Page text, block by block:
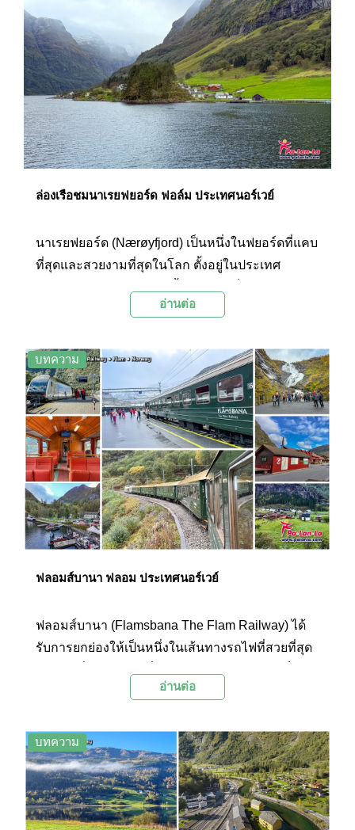
ล่องเรือชมนาเรยฟยอร์ด ฟอล์ม ประเทศนอร์เวย์
นาเรยฟยอร์ด (Nærøyfjord) เป็นหนึ่งในฟยอร์ดที่แคบ
ที่สุดและสวยงามที่สุดในโลก ตั้งอยู่ในประเทศ
โดยองค์การยูเนสโก (UNESCO) อีกด้วย การล่อง
โลกแห่งความมหัศจรรย์ของธรรมชาติที่โอบล้อม
ด้วยขุนเขาสูงชัน น้ำทะเลสีคราม และหมู่บ้านเล็กๆ ที่
ซ่อนตัวอยู่ตามไหล่เขา
อ่านต่อ
บทความ
ฟลอมส์บานา ฟลอม ประเทศนอร์เวย์
ฟลอมส์บานา (Flamsbana The Flam Railway) ได้
รับการยกย่องให้เป็นหนึ่งในเส้นทางรถไฟที่สวยที่สุด
ซ่อนตัวอยู่ท่ามกลางหุบเขาอันตระการตา และฟ
การยูเนสโก (UNESCO)
อ่านต่อ
บทความ